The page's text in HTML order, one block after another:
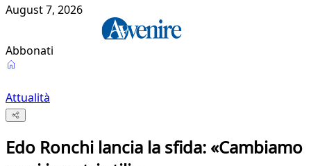
August 7, 2026
Abbonati
Attualità
Edo Ronchi lancia la sfida: «Cambiamo